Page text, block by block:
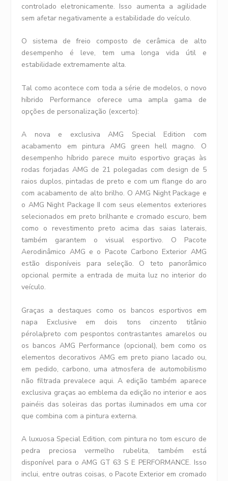
controlado eletronicamente. Isso aumenta a agilidade
sem afetar negativamente a estabilidade do veículo.
O sistema de freio composto de cerâmica de alto
desempenho é leve, tem uma longa vida útil e
estabilidade extremamente alta.
Tal como acontece com toda a série de modelos, o novo
híbrido Performance oferece uma ampla gama de
opções de personalização (excerto):
A nova e exclusiva AMG Special Edition com
acabamento em pintura AMG green hell magno. O
desempenho híbrido parece muito esportivo graças às
rodas forjadas AMG de 21 polegadas com design de 5
raios duplos, pintadas de preto e com um flange do aro
com acabamento de alto brilho. O AMG Night Package e
o AMG Night Package II com seus elementos exteriores
selecionados em preto brilhante e cromado escuro, bem
como o revestimento preto acima das saias laterais,
também garantem o visual esportivo. O Pacote
Aerodinâmico AMG e o Pacote Carbono Exterior AMG
estão disponíveis para seleção. O teto panorâmico
opcional permite a entrada de muita luz no interior do
veículo.
Graças a destaques como os bancos esportivos em
napa Exclusive em dois tons cinzento titânio
pérola/preto com pespontos contrastantes amarelos ou
os bancos AMG Performance (opcional), bem como os
elementos decorativos AMG em preto piano lacado ou,
em pedido, carbono, uma atmosfera de automobilismo
não filtrada prevalece aqui. A edição também aparece
exclusiva graças ao emblema da edição no interior e aos
painéis das soleiras das portas iluminados em uma cor
que combina com a pintura externa.
A luxuosa Special Edition, com pintura no tom escuro de
pedra preciosa vermelho rubelita, também está
disponível para o AMG GT 63 S E PERFORMANCE. Isso
inclui, entre outras coisas, o Pacote Exterior em cromado